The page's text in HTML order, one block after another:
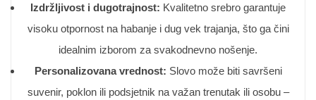
Izdržljivost i dugotrajnost: Kvalitetno srebro garantuje
visoku otpornost na habanje i dug vek trajanja, što ga čini
idealnim izborom za svakodnevno nošenje.
Personalizovana vrednost: Slovo može biti savršeni
suvenir, poklon ili podsjetnik na važan trenutak ili osobu –